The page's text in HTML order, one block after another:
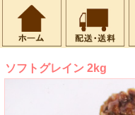
ソフトグレイン 2kg